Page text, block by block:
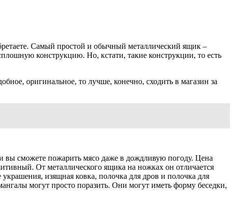
Самый простой и обычный металлический ящик –
конструкцию. Но, кстати, такие конструкции, то есть
оригинальное, то лучше, конечно, сходить в магазин за
вы сможете пожарить мясо даже в дождливую погоду. Цена
От металлического ящика на ножках он отличается
изящная ковка, полочка для дров и полочка для
могут просто поразить. Они могут иметь форму беседки,